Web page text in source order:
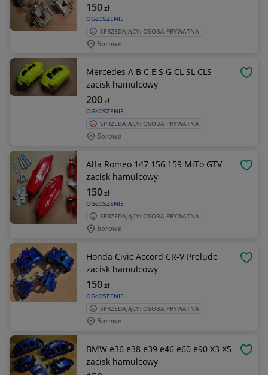
OGŁOSZENIE
150zł
SPRZEDAJĄCY: OSOBA PRYWATNA
Borowe
Mercedes A B C E S G CL SL CLS
zacisk hamulcowy
OGŁOSZENIE
200zł
SPRZEDAJĄCY: OSOBA PRYWATNA
Borowe
Alfa Romeo 147 156 159 MiTo GTV
zacisk hamulcowy
OGŁOSZENIE
150zł
SPRZEDAJĄCY: OSOBA PRYWATNA
Borowe
Honda Civic Accord CR-V Prelude
zacisk hamulcowy
OGŁOSZENIE
150zł
SPRZEDAJĄCY: OSOBA PRYWATNA
Borowe
BMW e36 e38 e39 e46 e60 e90 X3 X5
zacisk hamulcowy